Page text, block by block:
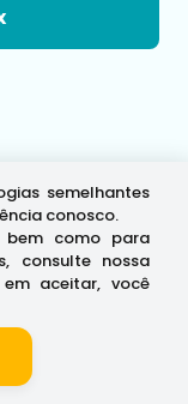
semelhantes
conosco.
bem como para
consulte nossa
aceitar, você